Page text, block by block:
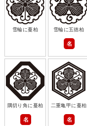
雪輪に蔓柏 雪輪に五徳柏
名
隅切り角に蔓柏
名
二重亀甲に蔓柏
名